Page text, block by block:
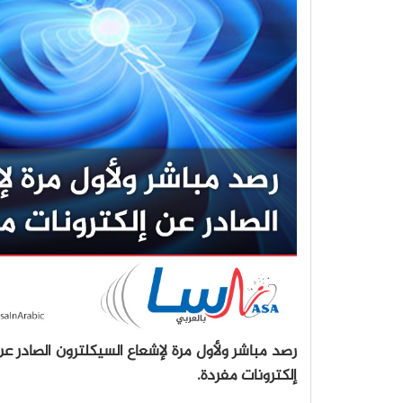
رصد مباشر ولأول مرة لإشعاع السيكلترون الصادر
إلكترونات مفردة.